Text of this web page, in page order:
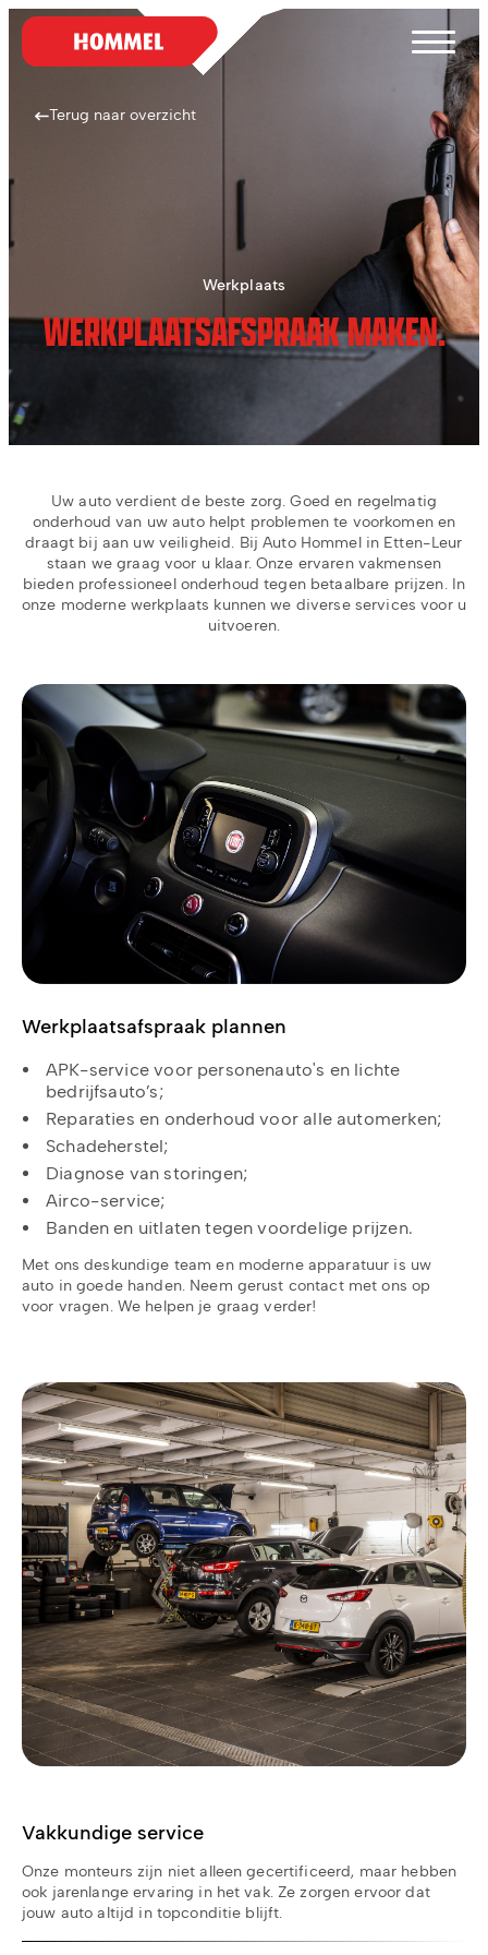
Terug naar overzicht
Werkplaats
WERKPLAATSAFSPRAAK MAKEN.
Uw auto verdient de beste zorg. Goed en regelmatig
onderhoud van uw auto helpt problemen te voorkomen en
draagt bij aan uw veiligheid. Bij Auto Hommel in Etten-Leur
staan we graag voor u klaar. Onze ervaren vakmensen
bieden professioneel onderhoud tegen betaalbare prijzen. In
onze moderne werkplaats kunnen we diverse services voor u
uitvoeren.
Werkplaatsafspraak plannen
APK-service voor personenauto's en lichte
bedrijfsauto’s;
Reparaties en onderhoud voor alle automerken;
Schadeherstel;
Diagnose van storingen;
Airco-service;
Banden en uitlaten tegen voordelige prijzen.
Met ons deskundige team en moderne apparatuur is uw
auto in goede handen. Neem gerust contact met ons op
voor vragen. We helpen je graag verder!
Vakkundige service
Onze monteurs zijn niet alleen gecertificeerd, maar hebben
ook jarenlange ervaring in het vak. Ze zorgen ervoor dat
jouw auto altijd in topconditie blijft.